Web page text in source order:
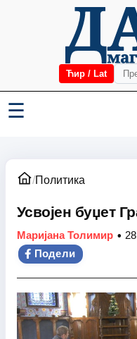
Ћир / Lat
☰
/Политика
Усвојен буџет
Маријана Толимир •
Подели